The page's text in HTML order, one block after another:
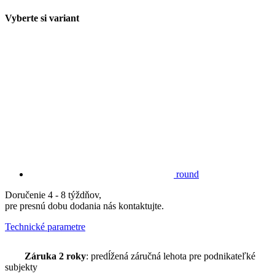
Vyberte si variant
round
Doručenie 4 - 8 týždňov,
pre presnú dobu dodania nás kontaktujte.
Technické parametre
Záruka 2 roky: predĺžená záručná lehota pre podnikateľké
subjekty